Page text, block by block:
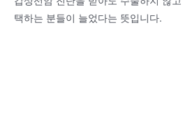
택하는 분들이 늘었다는 뜻입니다.